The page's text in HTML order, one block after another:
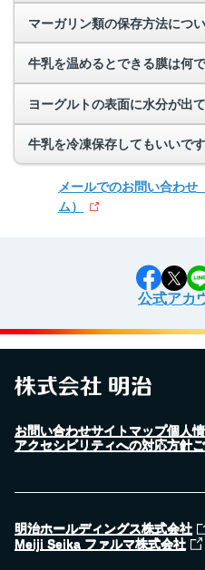
マーガリン類の保存方法につ
牛乳を温めるとできる膜は何
ヨーグルトの表面に水分が出
牛乳を冷凍保存してもいいで
メールでのお問い合わせ
ム）
公式アカ
お問い合わせサイトマップ個人
アクセシビリティへの対応方針
明治ホールディングス株式会社
Meiji Seika ファルマ株式会社